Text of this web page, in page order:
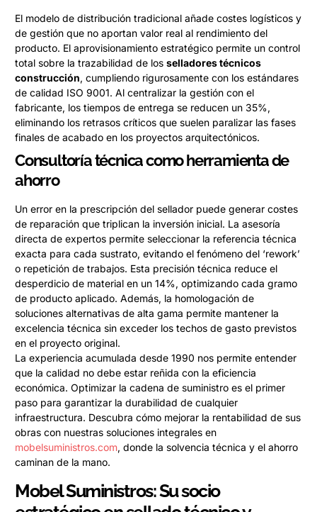
El modelo de distribución tradicional añade costes logísticos y
de gestión que no aportan valor real al rendimiento del
producto. El aprovisionamiento estratégico permite un control
total sobre la trazabilidad de los selladores técnicos
construcción, cumpliendo rigurosamente con los estándares
de calidad ISO 9001. Al centralizar la gestión con el
fabricante, los tiempos de entrega se reducen un 35%,
eliminando los retrasos críticos que suelen paralizar las fases
finales de acabado en los proyectos arquitectónicos.
Consultoría técnica como herramienta de
ahorro
Un error en la prescripción del sellador puede generar costes
de reparación que triplican la inversión inicial. La asesoría
directa de expertos permite seleccionar la referencia técnica
exacta para cada sustrato, evitando el fenómeno del ‘rework’
o repetición de trabajos. Esta precisión técnica reduce el
desperdicio de material en un 14%, optimizando cada gramo
de producto aplicado. Además, la homologación de
soluciones alternativas de alta gama permite mantener la
excelencia técnica sin exceder los techos de gasto previstos
en el proyecto original.
La experiencia acumulada desde 1990 nos permite entender
que la calidad no debe estar reñida con la eficiencia
económica. Optimizar la cadena de suministro es el primer
paso para garantizar la durabilidad de cualquier
infraestructura. Descubra cómo mejorar la rentabilidad de sus
obras con nuestras soluciones integrales en
mobelsuministros.com, donde la solvencia técnica y el ahorro
caminan de la mano.
Mobel Suministros: Su socio